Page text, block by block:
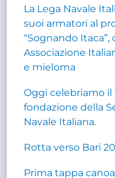
La Lega Navale
suoi armatori al
“Sognando Itaca”,
Associazione
e mieloma
Oggi celebriamo il
fondazione della
Navale Italiana.
Rotta verso Bari
Prima tappa